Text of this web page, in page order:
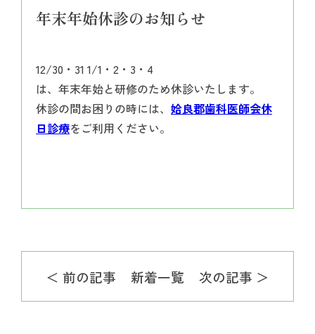
年末年始休診のお知らせ
12/30・31 1/1・2・3・4
は、年末年始と研修のため休診いたします。
休診の間お困りの時には、 姶良郡歯科医師会休
日診療をご利用ください。
＜ 前の記事 新着一覧 次の記事 ＞